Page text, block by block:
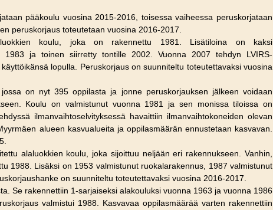
pääkoulu vuosina 2015-2016, toisessa vaiheessa peruskorjataan
peruskorjaus toteutetaan vuosina 2016-2017.
koulu, joka on rakennettu 1981. Lisätiloina on kaksi
1983 ja toinen siirretty tontille 2002. Vuonna 2007 tehdyn LVIRS-
lopulla. Peruskorjaus on suunniteltu toteutettavaksi vuosina
on nyt 395 oppilasta ja jonne peruskorjauksen jälkeen voidaan
Koulu on valmistunut vuonna 1981 ja sen monissa tiloissa on
ilmanvaihtoselvityksessä havaittiin ilmanvaihtokoneiden olevan
alueen kasvualueita ja oppilasmäärän ennustetaan kasvavan.
alaluokkien koulu, joka sijoittuu neljään eri rakennukseen. Vanhin,
1988. Lisäksi on 1953 valmistunut ruokalarakennus, 1987 valmistunut
on suunniteltu toteutettavaksi vuosina 2016-2017.
Se rakennettiin 1-sarjaiseksi alakouluksi vuonna 1963 ja vuonna 1986
valmistui 1988. Kasvavaa oppilasmäärää varten rakennettiin